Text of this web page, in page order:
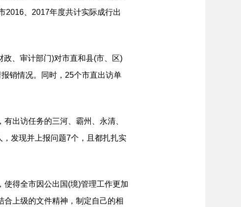
2016、2017年度共计实际成行出
、审计部门)对市直和县(市、区)
销情况。同时，25个市直出访单
出访任务的三河、霸州、永清、
发现并上报问题7个，且都扎扎实
得全市因公出国(境)管理工作更加
上级的文件精神，制定自己的相